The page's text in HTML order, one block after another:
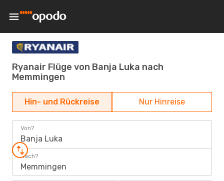
Ryanair Flüge von Banja Luka nach
Memmingen
Hin- und Rückreise Nur Hinreise
Von?
Banja Luka
Nach?
Memmingen